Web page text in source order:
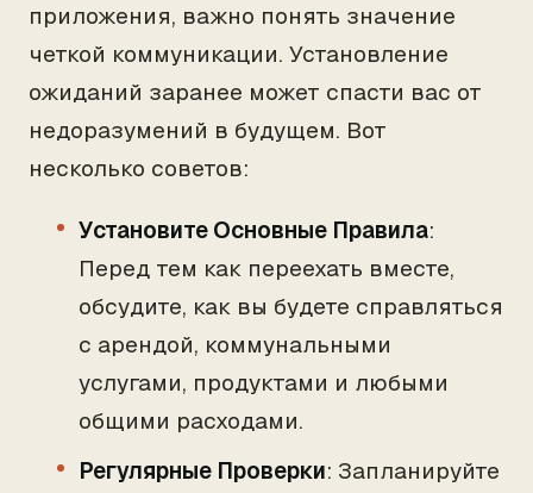
приложения, важно понять значение
четкой коммуникации. Установление
ожиданий заранее может спасти вас от
недоразумений в будущем. Вот
несколько советов:
Установите Основные Правила:
Перед тем как переехать вместе,
обсудите, как вы будете справляться
с арендой, коммунальными
услугами, продуктами и любыми
общими расходами.
Регулярные Проверки: Запланируйте